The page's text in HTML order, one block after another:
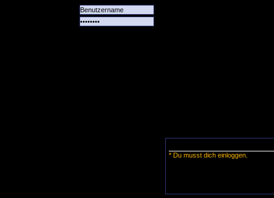
* Du musst dich einloggen.